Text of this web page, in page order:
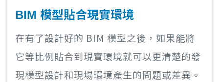
BIM 模型貼合現實環境
在有了設計好的 BIM 模型之後，如果能將
它等比例貼合到現實環境就可以更清楚的發
現模型設計和現場環境產生的問題或差異。